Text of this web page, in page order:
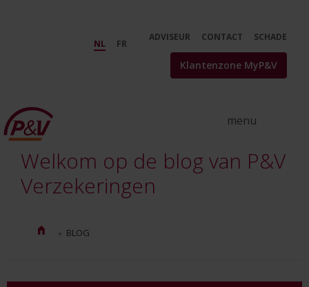
NL FR
ADVISEUR CONTACT SCHADE
Klantenzone MyP&V
Welkom op de blog van P&V
Verzekeringen
BLOG